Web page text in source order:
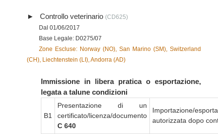
Controllo veterinario (CD625)
Dal 01/06/2017
Base Legale: D0275/07
Zone Escluse: Norway (NO), San Marino (SM), Switzerland
(CH), Liechtenstein (LI), Andorra (AD)
Immissione in libera pratica o esportazione,
legata a talune condizioni
B1
Presentazione di un
certificato/licenza/documento
C 640
Importazione/
autorizzata dopo